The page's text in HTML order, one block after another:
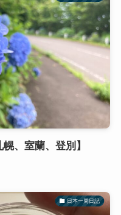
、室蘭、登別】
日本一周日記